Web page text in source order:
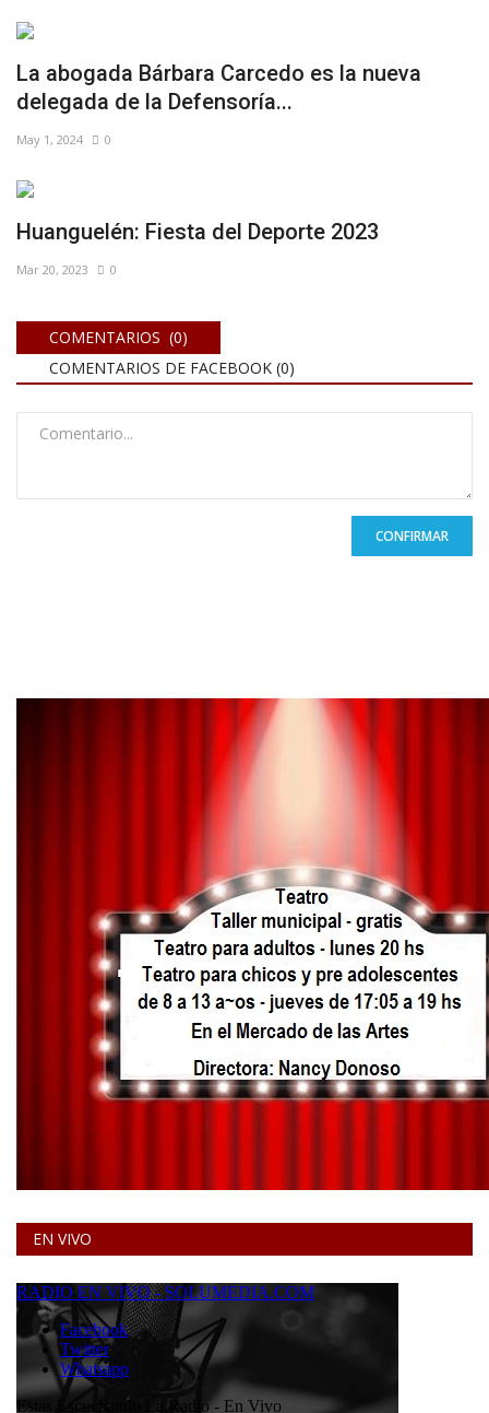
La abogada Bárbara Carcedo es la nueva
delegada de la Defensoría...
May 1, 2024 0
Huanguelén: Fiesta del Deporte 2023
Mar 20, 2023 0
COMENTARIOS (0)
COMENTARIOS DE FACEBOOK (0)
CONFIRMAR
EN VIVO